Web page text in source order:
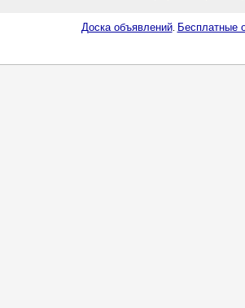
Доска объявлений. Бесплатные